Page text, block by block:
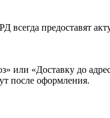
всегда предоставят
или «Доставку до
после оформления.